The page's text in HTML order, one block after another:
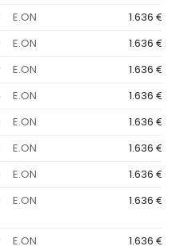
E.ON
1.636 €
E.ON
1.636 €
E.ON
1.636 €
E.ON
1.636 €
E.ON
1.636 €
E.ON
1.636 €
E.ON
1.636 €
E.ON 1.636 €
E.ON
1.636 €